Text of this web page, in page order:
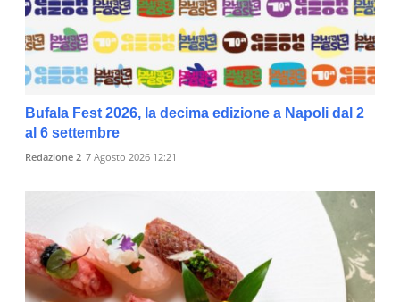
Bufala Fest 2026, la decima edizione a Napoli dal 2
al 6 settembre
Redazione 2 7 Agosto 2026 12:21